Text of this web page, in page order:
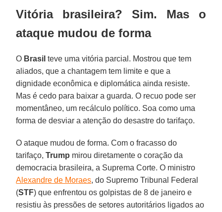
Vitória brasileira? Sim. Mas o
ataque mudou de forma
O Brasil teve uma vitória parcial. Mostrou que tem
aliados, que a chantagem tem limite e que a
dignidade econômica e diplomática ainda resiste.
Mas é cedo para baixar a guarda. O recuo pode ser
momentâneo, um recálculo político. Soa como uma
forma de desviar a atenção do desastre do tarifaço.
O ataque mudou de forma. Com o fracasso do
tarifaço,Trump mirou diretamente o coração da
democracia brasileira, a Suprema Corte. O ministro
Alexandre de Moraes, do Supremo Tribunal Federal
(STF) que enfrentou os golpistas de 8 de janeiro e
resistiu às pressões de setores autoritários ligados ao